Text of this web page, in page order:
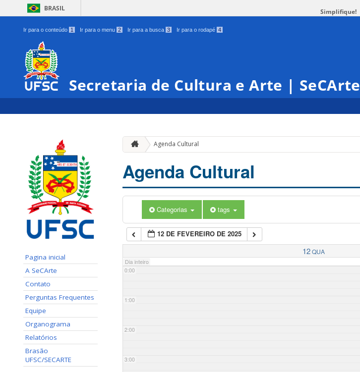
BRASIL Simplifique!
Ir para o conteúdo 1 Ir para o menu 2 Ir para a busca 3 Ir para o rodapé 4
Secretaria de Cultura e Arte | SeCArte
Pagina inicial
A SeCArte
Contato
Perguntas Frequentes
Equipe
Organograma
Relatórios
Brasão
UFSC/SECARTE
Agenda Cultural
Agenda Cultural
Categorias tags
12 DE FEVEREIRO DE 2025
12 QUA
Dia inteiro
0:00
1:00
2:00
3:00